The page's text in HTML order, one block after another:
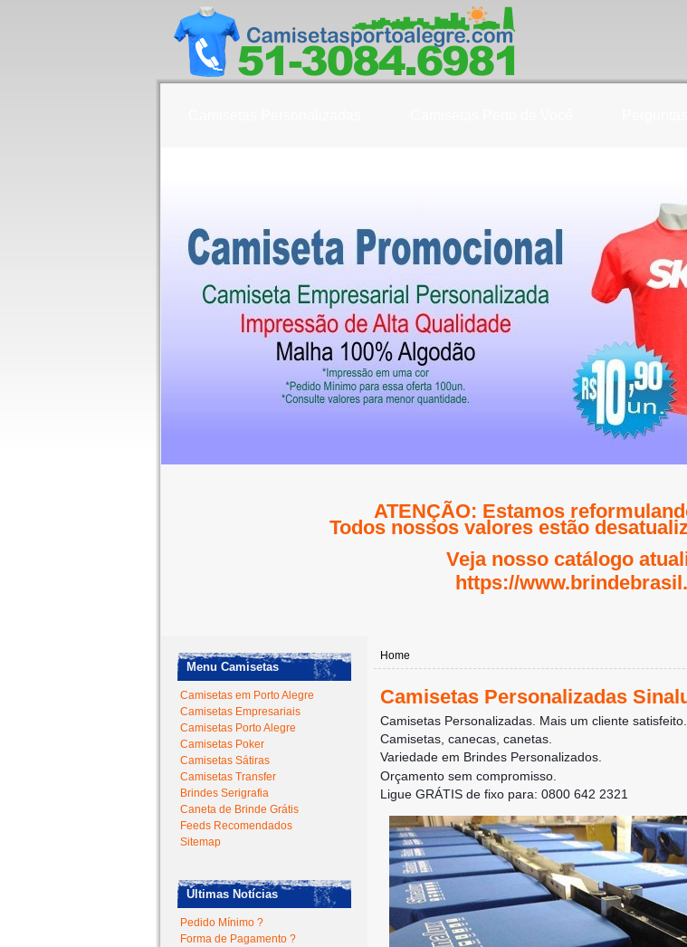
ATENÇÃO: Estamos
Todos nossos valores estão
Veja nosso catálogo
https://
Menu Camisetas
Camisetas em Porto Alegre
Camisetas Empresariais
Camisetas Porto Alegre
Camisetas Poker
Camisetas Sátiras
Camisetas Transfer
Brindes Serigrafia
Caneta de Brinde Grátis
Feeds Recomendados
Sitemap
Últimas Notícias
Pedido Mínimo ?
Forma de Pagamento ?
Home
Camisetas Personalizadas
Camisetas Personalizadas. Mais um cliente satisfeito.
Camisetas, canecas, canetas.
Variedade em Brindes Personalizados.
Orçamento sem compromisso.
Ligue GRÁTIS de fixo para: 0800 642 2321